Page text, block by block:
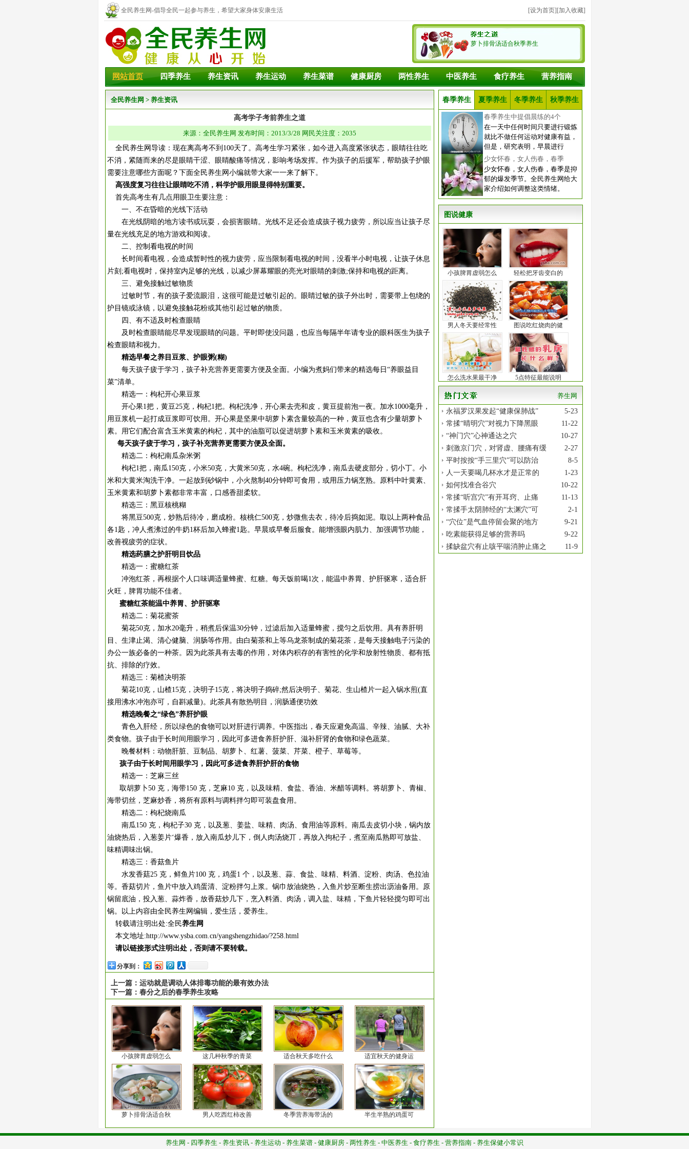
全民养生网-倡导全民一起参与养生，希望大家身体安康生活
幸福！
[设为首页][加入收藏]
萝卜排骨汤适合秋季养生
网站首页 四季养生 养生资讯 养生运动 养生菜谱 健康厨房 两性养生 中医养生 食疗养生 营养指南
全民养生网 > 养生资讯
高考学子考前养生之道
来源：全民养生网 发布时间：2013/3/28 网民关注度：2035
全民养生网导读：现在离高考不到100天了。高考生学习紧张，如今进入高度紧张状态，眼睛往往吃
不消，紧随而来的尽是眼睛干涩、眼睛酸痛等情况，影响考场发挥。作为孩子的后援军，帮助孩子护眼
需要注意哪些方面呢？下面全民养生网小编就带大家一一来了解下。
高强度复习往往让眼睛吃不消，科学护眼用眼显得特别重要。
首先高考生有几点用眼卫生要注意：
一、不在昏暗的光线下活动
在光线阴暗的地方读书或玩耍，会损害眼睛。光线不足还会造成孩子视力疲劳，所以应当让孩子尽
量在光线充足的地方游戏和阅读。
二、控制看电视的时间
长时间看电视，会造成暂时性的视力疲劳，应当限制看电视的时间，没看半小时电视，让孩子休息
片刻;看电视时，保持室内足够的光线，以减少屏幕耀眼的亮光对眼睛的刺激;保持和电视的距离。
三、避免接触过敏物质
过敏时节，有的孩子爱流眼泪，这很可能是过敏引起的。眼睛过敏的孩子外出时，需要带上包绕的
护目镜或泳镜，以避免接触花粉或其他引起过敏的物质。
四、有不适及时检查眼睛
及时检查眼睛能尽早发现眼睛的问题。平时即使没问题，也应当每隔半年请专业的眼科医生为孩子
检查眼睛和视力。
精选早餐之养目豆浆、护眼粥(糊)
每天孩子疲于学习，孩子补充营养更需要方便及全面。小编为煮妈们带来的精选每日“养眼益目
菜”清单。
精选一：枸杞开心果豆浆
开心果1把，黄豆25克，枸杞1把。枸杞洗净，开心果去壳和皮，黄豆提前泡一夜。加水1000毫升，
用豆浆机一起打成豆浆即可饮用。开心果是坚果中胡萝卜素含量较高的一种，黄豆也含有少量胡萝卜
素。用它们配合富含玉米黄素的枸杞，其中的油脂可以促进胡萝卜素和玉米黄素的吸收。
每天孩子疲于学习，孩子补充营养更需要方便及全面。
精选二：枸杞南瓜杂米粥
枸杞1把，南瓜150克，小米50克，大黄米50克，水4碗。枸杞洗净，南瓜去硬皮部分，切小丁。小
米和大黄米淘洗干净。一起放到砂锅中，小火熬制40分钟即可食用，或用压力锅烹熟。原料中叶黄素、
玉米黄素和胡萝卜素都非常丰富，口感香甜柔软。
精选三：黑豆核桃糊
将黑豆500克，炒熟后待冷，磨成粉。核桃仁500克，炒微焦去衣，待冷后捣如泥。取以上两种食品
各1匙，冲人煮沸过的牛奶1杯后加入蜂蜜1匙。早晨或早餐后服食。能增强眼内肌力、加强调节功能，
改善视疲劳的症状。
精选药膳之护肝明目饮品
精选一：蜜糖红茶
冲泡红茶，再根据个人口味调适量蜂蜜、红糖。每天饭前喝1次，能温中养胃、护肝驱寒，适合肝
火旺，脾胃功能不佳者。
蜜糖红茶能温中养胃、护肝驱寒
精选二：菊花蜜茶
菊花50克，加水20毫升，稍煮后保温30分钟，过滤后加入适量蜂蜜，搅匀之后饮用。具有养肝明
目、生津止渴、清心健脑、润肠等作用。由白菊茶和上等乌龙茶制成的菊花茶，是每天接触电子污染的
办公一族必备的一种茶。因为此茶具有去毒的作用，对体内积存的有害性的化学和放射性物质、都有抵
抗、排除的疗效。
精选三：菊楂决明茶
菊花10克，山楂15克，决明子15克，将决明子捣碎;然后决明子、菊花、生山楂片一起入锅水煎(直
接用沸水冲泡亦可，自斟减量)。此茶具有散热明目，润肠通便功效
精选晚餐之“绿色”养肝护眼
青色入肝经，所以绿色的食物可以对肝进行调养。中医指出，春天应避免高温、辛辣、油腻、大补
类食物。孩子由于长时间用眼学习，因此可多进食养肝护肝、滋补肝肾的食物和绿色蔬菜。
晚餐材料：动物肝脏、豆制品、胡萝卜、红薯、菠菜、芹菜、橙子、草莓等。
孩子由于长时间用眼学习，因此可多进食养肝护肝的食物
精选一：芝麻三丝
取胡萝卜50 克，海带150 克，芝麻10 克，以及味精、食盐、香油、米醋等调料。将胡萝卜、青椒、
海带切丝，芝麻炒香，将所有原料与调料拌匀即可装盘食用。
精选二：枸杞烧南瓜
南瓜150 克，枸杞子30 克，以及葱、姜盐、味精、肉汤、食用油等原料。南瓜去皮切小块，锅内放
油烧热后，入葱姜片‘爆香，放入南瓜炒儿下，倒人肉汤烧丌，再放入拘杞子，煮至南瓜熟即可放盐、
味精调味出锅。
精选三：香菇鱼片
水发香菇25 克，鲜鱼片100 克，鸡蛋1 个，以及葱、蒜、食盐、味精、料酒、淀粉、肉汤、色拉油
等。香菇切片，鱼片中放入鸡蛋清、淀粉拌匀上浆。锅巾放油烧热，入鱼片炒至断生捞出沥油备用。原
锅留底油，投入葱、蒜炸香，放香菇炒几下，烹入料酒、肉汤，调入盐、味精，下鱼片轻轻搅匀即可出
锅。以上内容由全民养生网编辑，爱生活，爱养生。
转载请注明出处:全民养生网
本文地址:http://www.ysba.com.cn/yangshengzhidao/?258.html
请以链接形式注明出处，否则请不要转载。
分享到：
上一篇： 运动就是调动人体排毒功能的最有效办法
下一篇： 春分之后的春季养生攻略
小孩脾胃虚弱怎么 这几种秋季的青菜 适合秋天多吃什么 适宜秋天的健身运
萝卜排骨汤适合秋 男人吃西红柿改善 冬季营养海带汤的 半生半熟的鸡蛋可
春季养生 夏季养生 冬季养生 秋季养生
春季养生中提倡晨练的4个
在一天中任何时间只要进行锻炼
就比不做任何运动对健康有益，
但是，研究表明，早晨进行
少女怀春，女人伤春，春季
少女怀春，女人伤春，春季是抑
郁的爆发季节。全民养生网给大
家介绍如何调整这类情绪。
图说健康
小孩脾胃虚弱怎么 轻松把牙齿变白的
男人冬天要经常性 图说吃红烧肉的健
怎么洗水果最干净 5点特征最能说明
养生网
5-23
永福罗汉果发起“健康保肺战”
11-22
常揉“晴明穴”对视力下降黑眼
10-27
“神门穴”心神通达之穴
2-27
刺激京门穴，对肾虚、腰痛有缓
8-5
平时按按“手三里穴”可以防治
1-23
人一天要喝几杯水才是正常的
10-22
如何找准合谷穴
11-13
常揉“听宫穴”有开耳窍、止痛
2-1
常揉手太阴肺经的“太渊穴”可
9-21
“穴位”是气血停留会聚的地方
9-22
吃素能获得足够的营养吗
11-9
揉缺盆穴有止咳平喘消肿止痛之
养生网 - 四季养生 - 养生资讯 - 养生运动 - 养生菜谱 - 健康厨房 - 两性养生 - 中医养生 - 食疗养生 - 营养指南 - 养生保健小常识